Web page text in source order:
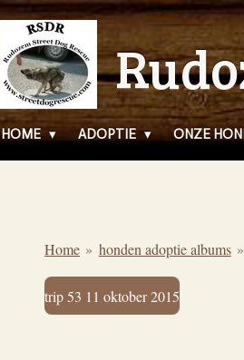
HOME ADOPTIE ONZE
Home » honden adoptie albums »
trip 53 11 oktober 2015